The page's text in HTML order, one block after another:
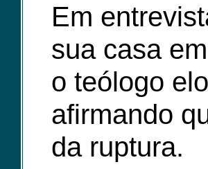
Em
sua casa
o teólogo
afirmando
da ruptura.